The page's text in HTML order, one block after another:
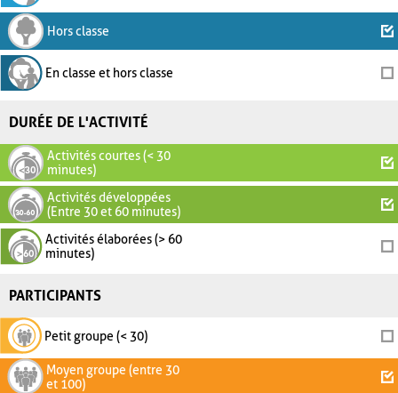
Hors classe
En classe et hors classe
DURÉE DE L'ACTIVITÉ
Activités courtes (< 30
minutes)
Activités développées
(Entre 30 et 60 minutes)
Activités élaborées (> 60
minutes)
PARTICIPANTS
Petit groupe (< 30)
Moyen groupe (entre 30
et 100)